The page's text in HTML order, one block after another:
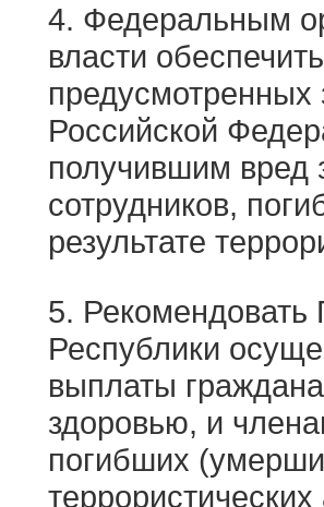
4. Федеральным
власти
предусмотренных
Российской
получившим вред
сотрудников,
результате
5. Рекомендовать
Республики
выплаты
здоровью, и
погибших
террористических